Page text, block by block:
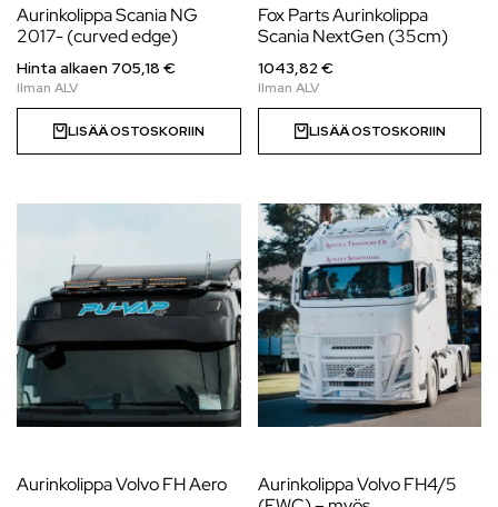
Aurinkolippa Scania NG
2017- (curved edge)
Hinta alkaen 705,18 €
LISÄÄ OSTOSKORIIN
Fox Parts Aurinkolippa
Scania NextGen (35cm)
1043,82 €
LISÄÄ OSTOSKORIIN
Aurinkolippa Volvo FH Aero
Aurinkolippa Volvo FH4/5